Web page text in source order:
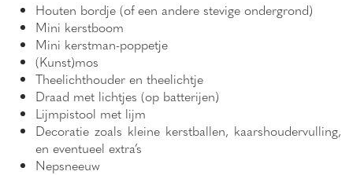
Houten bordje (of een andere stevige ondergrond)
Mini kerstboom
Mini kerstman-poppetje
(Kunst)mos
Theelichthouder en theelichtje
Draad met lichtjes (op batterijen)
Lijmpistool met lijm
Decoratie zoals kleine kerstballen, kaarshoudervulling,
en eventueel extra’s
Nepsneeuw